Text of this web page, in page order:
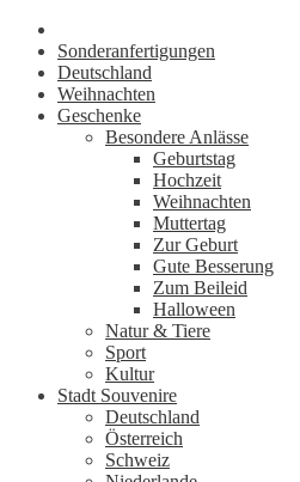
Sonderanfertigungen
Deutschland
Weihnachten
Geschenke
Besondere Anlässe
Geburtstag
Hochzeit
Weihnachten
Muttertag
Zur Geburt
Gute Besserung
Zum Beileid
Halloween
Natur & Tiere
Sport
Kultur
Stadt Souvenire
Deutschland
Österreich
Schweiz